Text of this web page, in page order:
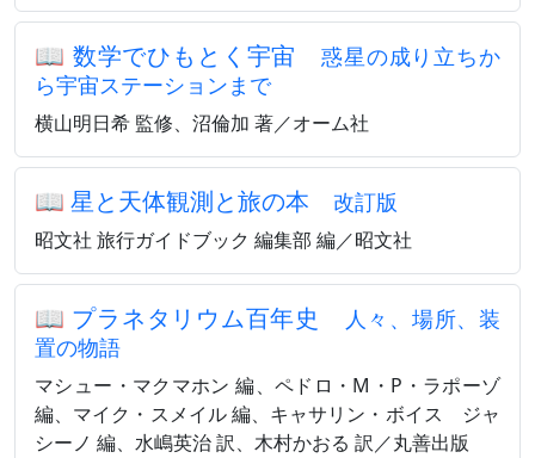
📖 数学でひもとく宇宙惑星の成り立ちか
ら宇宙ステーションまで
横山明日希 監修、沼倫加 著／オーム社
📖 星と天体観測と旅の本 改訂版
昭文社 旅行ガイドブック 編集部 編／昭文社
📖 プラネタリウム百年史
人々、場所、装
置の物語
マシュー・マクマホン 編、ペドロ・M・P・ラポーゾ
編、マイク・スメイル 編、キャサリン・ボイス゠ジャ
シーノ 編、水嶋英治 訳、木村かおる 訳／丸善出版